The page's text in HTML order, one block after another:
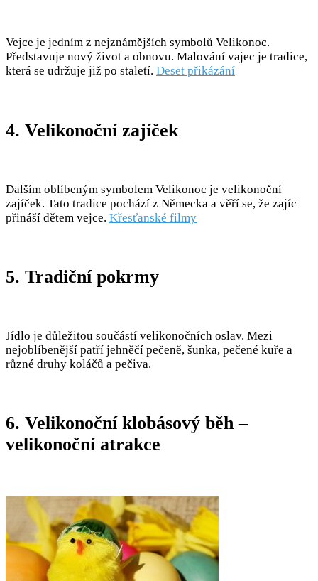
Vejce je jedním z nejznámějších symbolů Velikonoc.
Představuje nový život a obnovu. Malování vajec je tradice,
která se udržuje již po staletí. Deset přikázání
4. Velikonoční zajíček
Dalším oblíbeným symbolem Velikonoc je velikonoční
zajíček. Tato tradice pochází z Německa a věří se, že zajíc
přináší dětem vejce. Křesťanské filmy
5. Tradiční pokrmy
Jídlo je důležitou součástí velikonočních oslav. Mezi
nejoblíbenější patří jehněčí pečeně, šunka, pečené kuře a
různé druhy koláčů a pečiva.
6. Velikonoční klobásový běh –
velikonoční atrakce